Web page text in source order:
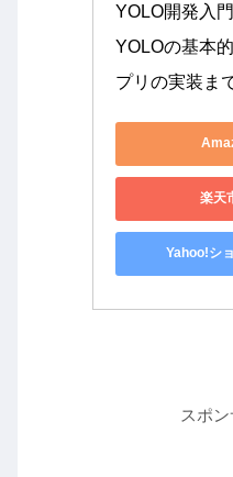
YOLO開発入
YOLOの基本
プリの実装ま
楽天
Yahoo!シ
スポ